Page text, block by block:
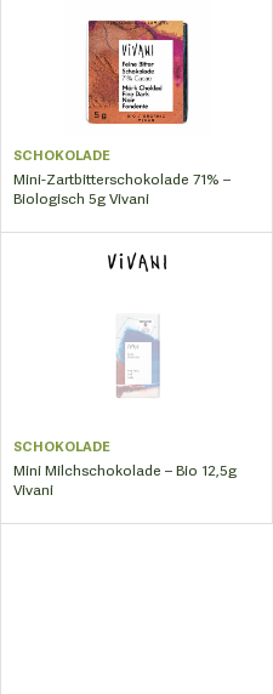
SCHOKOLADE
Mini-Zartbitterschokolade 71% –
Biologisch 5g Vivani
SCHOKOLADE
Mini Milchschokolade – Bio 12,5g
Vivani